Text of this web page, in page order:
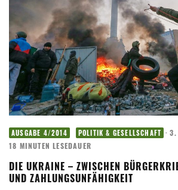
AUSGABE 4/2014 POLITIK & GESELLSCHAFT · 3.
18 MINUTEN LESEDAUER
DIE UKRAINE – ZWISCHEN
UND ZAHLUNGSUNFÄHIGKEIT